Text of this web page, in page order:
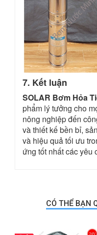
7. Kết luận
SOLAR Bơm Hỏa
phẩm lý tưởng cho
nông nghiệp đến
và thiết kế bền bỉ,
và hiệu quả tối ưu
ứng tốt nhất các yêu
CÓ THỂ BẠN